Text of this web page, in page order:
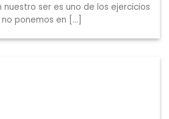
nuestro ser es uno de los ejercicios
ponemos en [...]